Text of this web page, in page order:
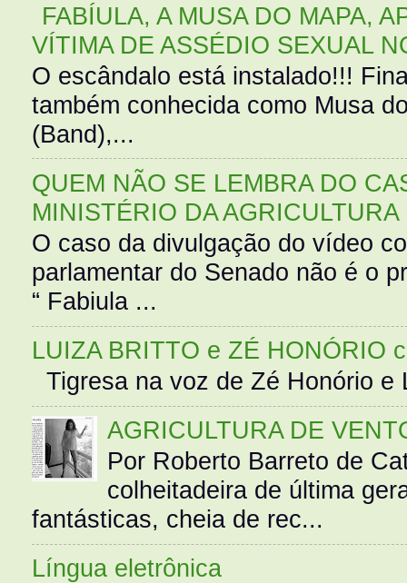
FABÍULA, A MUSA DO MAPA,
VÍTIMA DE ASSÉDIO SEXUAL
O escândalo está instalado!!!
também conhecida como Musa
(Band),...
QUEM NÃO SE LEMBRA DO
MINISTÉRIO DA AGRICULTURA
O caso da divulgação do vídeo
parlamentar do Senado não é o
“ Fabiula ...
LUIZA BRITTO e ZÉ HONÓRIO
Tigresa na voz de Zé Honório
AGRICULTURA DE
Por Roberto Barreto de
colheitadeira de última
fantásticas, cheia de rec...
Língua eletrônica